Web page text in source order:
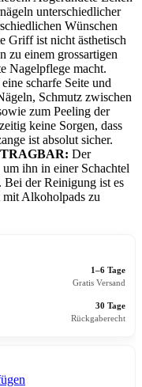
unterschiedlicher
Wünschen
Griff ist nicht ästhetisch
zu einem grossartigen
Nagelpflege macht.
scharfe Seite und
Schmutz zwischen
zum Peeling der
keine Sorgen, dass
ist absolut sicher.
Der
ihn in einer Schachtel
Bei der Reinigung ist es
mit Alkoholpads zu
1–6 Tage
Gratis Versand
30 Tage
Rückgaberecht